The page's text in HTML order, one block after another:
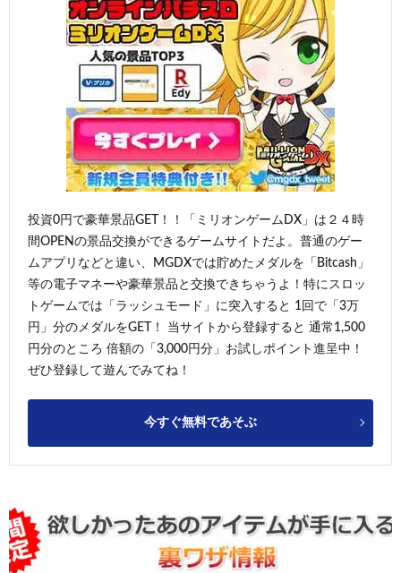
投資0円で豪華景品GET！！「ミリオンゲームDX」は２４時
間OPENの景品交換ができるゲームサイトだよ。普通のゲー
ムアプリなどと違い、MGDXでは貯めたメダルを「Bitcash」
等の電子マネーや豪華景品と交換できちゃうよ！特にスロッ
トゲームでは「ラッシュモード」に突入すると 1回で「3万
円」分のメダルをGET！ 当サイトから登録すると 通常1,500
円分のところ 倍額の「3,000円分」お試しポイント進呈中！
ぜひ登録して遊んでみてね！
今すぐ無料であそぶ